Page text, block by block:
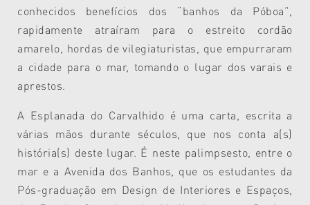
conhecidos benefícios dos “banhos da Póboa”,
rapidamente atraíram para o estreito cordão
amarelo, hordas de vilegiaturistas, que empurraram
a cidade para o mar, tomando o lugar dos varais e
aprestos.
A Esplanada do Carvalhido é uma carta, escrita a
várias mãos durante séculos, que nos conta a(s)
história(s) deste lugar. É neste palimpsesto, entre o
mar e a Avenida dos Banhos, que os estudantes da
Pós-graduação em Design de Interiores e Espaços,